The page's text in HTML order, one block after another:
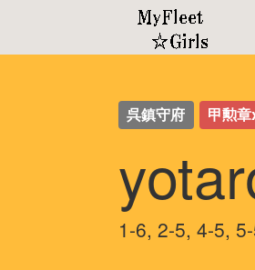
呉鎮守府 甲勲章
1-6, 2-5, 4-5,